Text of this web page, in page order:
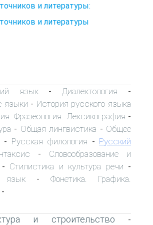
и литературы:
и литературы
язык- Диалектология -
языки - История русского языка
Фразеология. Лексикография -
- Общая лингвистика - Общее
- Русская филология - Русский
- Словообразование и
- Стилистика и культура речи -
язык - Фонетика. Графика.
-
и строительство -